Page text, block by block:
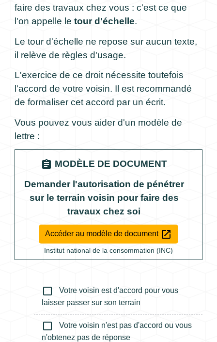
faire des travaux chez vous : c'est ce que
l'on appelle le tour d'échelle.
Le tour d'échelle ne repose sur aucun texte,
il relève de règles d'usage.
L'exercice de ce droit nécessite toutefois
l'accord de votre voisin. Il est recommandé
de formaliser cet accord par un écrit.
Vous pouvez vous aider d'un modèle de
lettre :
assignment MODÈLE DE DOCUMENT
Demander l'autorisation de pénétrer
sur le terrain voisin pour faire des
travaux chez soi
Accéder au modèle de document open_in_new
Institut national de la consommation (INC)
check_box_outline_blank
Votre voisin est d'accord pour vous
laisser passer sur son terrain
check_box_outline_blank
Votre voisin n'est pas d'accord ou vous
n'obtenez pas de réponse